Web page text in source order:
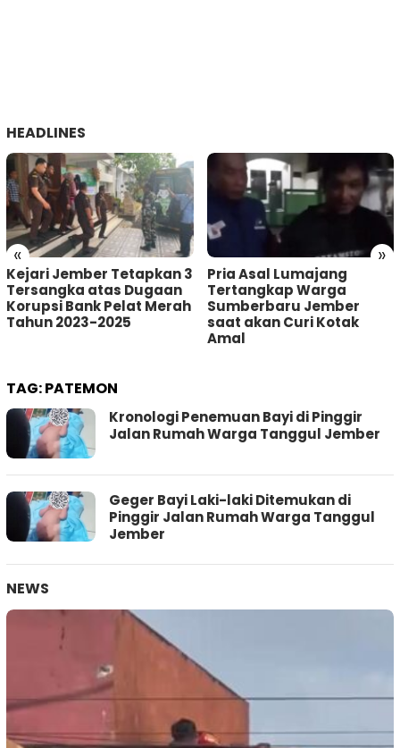
HEADLINES
« »
Kejari Jember Tetapkan 3
Tersangka atas Dugaan
Korupsi Bank Pelat Merah
Tahun 2023-2025
Pria Asal Lumajang
Tertangkap Warga
Sumberbaru Jember
saat akan Curi Kotak
Amal
TAG:PATEMON
Kronologi Penemuan Bayi di Pinggir
Jalan Rumah Warga Tanggul Jember
Geger Bayi Laki-laki Ditemukan di
Pinggir Jalan Rumah Warga Tanggul
Jember
NEWS